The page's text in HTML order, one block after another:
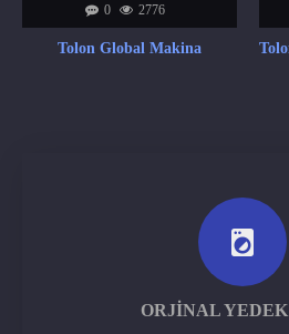
0
2776
Tolon Global Makina
ORJINAL